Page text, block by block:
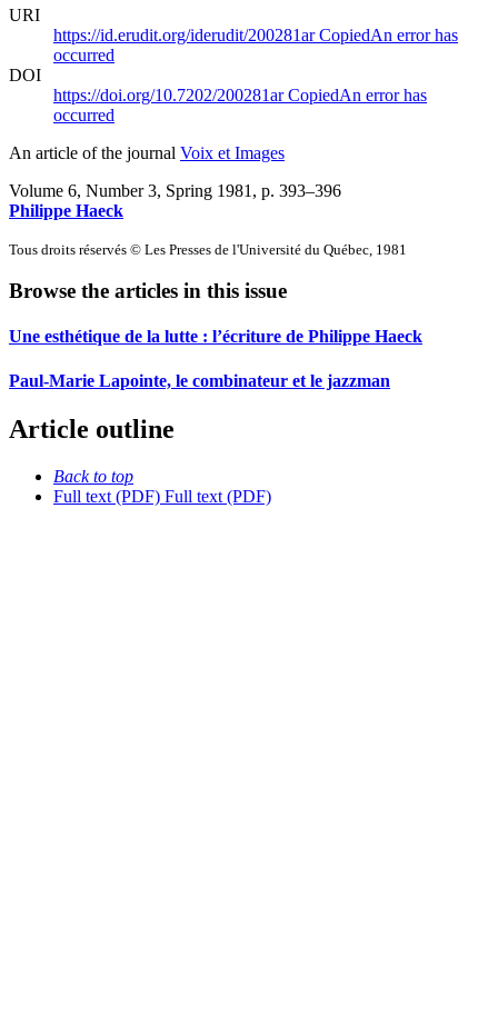
URI
https://id.erudit.org/iderudit/200281arCopiedAn error has
occurred
DOI
https://doi.org/10.7202/200281arCopiedAn error has
occurred
An article of the journal Voix et Images
Volume 6, Number 3, Spring 1981 , p. 393–396
Philippe Haeck
Tous droits réservés © Les Presses de l'Université du Québec, 1981
Browse the articles in this issue
Une esthétique de la lutte : l’écriture de Philippe Haeck
Paul-Marie Lapointe, le combinateur et le jazzman
Article outline
Back to top
Full text (PDF) Full text (PDF)